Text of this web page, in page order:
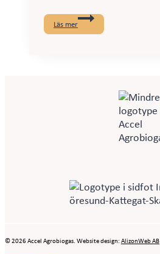
Läs mer
Vetenskap
i
gummistövlar
© 2026 Accel Agrobiogas. Website design: AlizonWeb AB